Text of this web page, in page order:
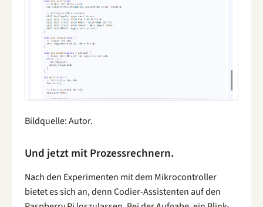
Bildquelle: Autor.
Und jetzt mit Prozessrechnern.
Nach den Experimenten mit dem Mikrocontroller
bietet es sich an, denn Codier-Assistenten auf den